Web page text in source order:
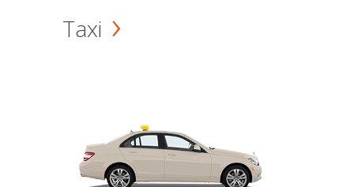
Taxi